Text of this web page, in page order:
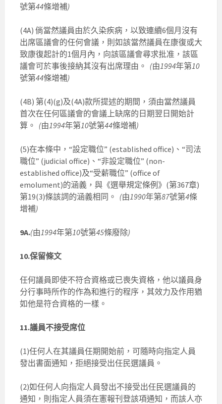
號第44條增補)
(4A) 倘當然議員由於久染疾病，以致連續6個月沒有
出席區議會的任何會議，則如該當然議員在康復或大
致康復起計的1個月內，向該區議會尋求批准，該區
議會可於事後接納其沒有出席理由。 (由1994年第10
號第44條增補)
(4B) 第(4)(g)及(4A)款所提述的期間，須由當然議員
首次在任何區議會的會議上缺席的日期翌日開始計
算。 (由1994年第10號第44條增補)
(5)在本條中，“設定職位” (established office)、“司法
職位” (judicial office)、“非設定職位” (non-
established office)及“受薪職位” (office of
emolument)的涵義，與《選舉規定條例》(第367章)
第19(3)條該詞的涵義相同。 (由1990年第87號第4條
增補)
9A.(由1994年第10號第45條廢除)
10.保留條文
任何議員即使不符合資格或已喪失資格，他以議員身
分行事時所作的作為和進行的程序，其效力及作用猶
如他是符合資格的一樣。
11.議員不接受席位
(1)任何人在其議員任期開始前，可隨時向指定人員
發出書面通知，拒絕接受出任民選議員。
(2)如任何人向指定人員發出不接受出任民選議員的
通知，則指定人員須在憲報刊登該項通知，而該人亦